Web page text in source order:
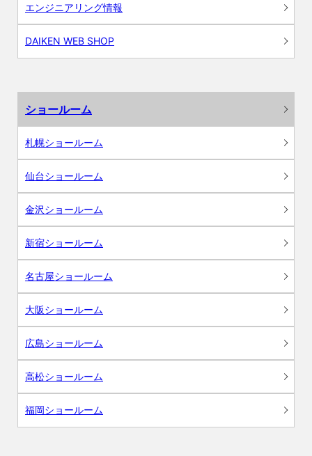
エンジニアリング情報
DAIKEN WEB SHOP
ショールーム
札幌ショールーム
仙台ショールーム
金沢ショールーム
新宿ショールーム
名古屋ショールーム
大阪ショールーム
広島ショールーム
高松ショールーム
福岡ショールーム